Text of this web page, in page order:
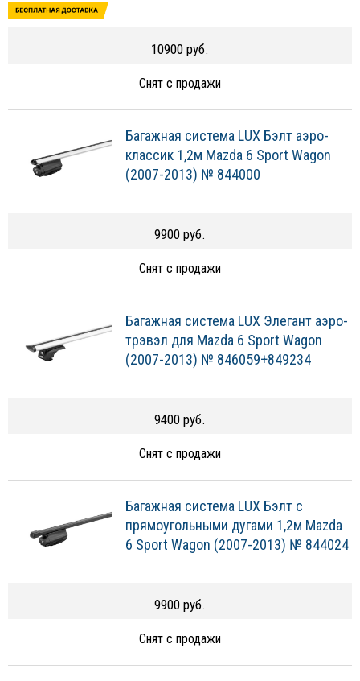
10900 руб.
Снят с продажи
Багажная система LUX Бэлт аэро-
классик 1,2м Mazda 6 Sport Wagon
(2007-2013) № 844000
9900 руб.
Снят с продажи
Багажная система LUX Элегант аэро-
трэвэл для Mazda 6 Sport Wagon
(2007-2013) № 846059+849234
9400 руб.
Снят с продажи
Багажная система LUX Бэлт с
прямоугольными дугами 1,2м Mazda
6 Sport Wagon (2007-2013) № 844024
9900 руб.
Снят с продажи